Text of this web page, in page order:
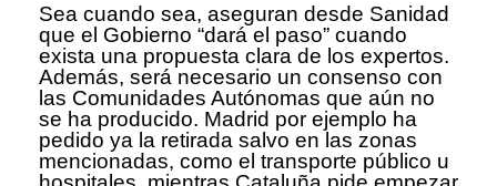
Sea cuando sea, aseguran desde Sanidad
que el Gobierno “dará el paso” cuando
exista una propuesta clara de los expertos.
Además, será necesario un consenso con
las Comunidades Autónomas que aún no
se ha producido. Madrid por ejemplo ha
pedido ya la retirada salvo en las zonas
mencionadas, como el transporte público u